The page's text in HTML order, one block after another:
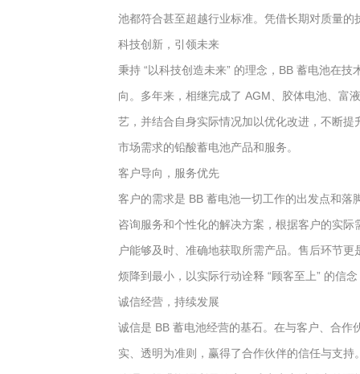
池都符合甚至超越行业标准。凭借长期对质量
科技创新，引领未来
秉持 “以科技创造未来” 的理念，BB 蓄电池在
向。多年来，相继完成了 AGM、胶体电池、富
艺，并结合自身实际情况加以优化改进，不断
市场需求的铅酸蓄电池产品和服务。
客户导向，服务优先
客户的需求是 BB 蓄电池一切工作的出发点和
咨询服务和个性化的解决方案，根据客户的实
户能够及时、准确地获取所需产品。售后环节
烦降到最小，以实际行动诠释 “顾客至上” 的信
诚信经营，持续发展
诚信是 BB 蓄电池经营的基石。在与客户、合
实、透明为准则，赢得了合作伙伴的信任与支